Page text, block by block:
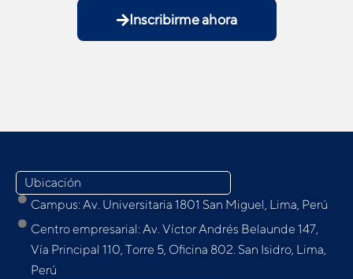
Inscribirme ahora
Ubicación
Campus: Av. Universitaria 1801 San Miguel, Lima, Perú
Centro empresarial: Av. Víctor Andrés Belaunde 147,
Vía Principal 110, Torre 5, Oﬁcina 802. San Isidro, Lima,
Perú